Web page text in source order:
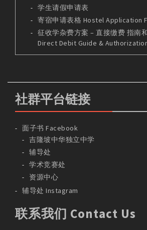
学生请假申请表
寄宿申请表格 Hostel Application
征收学杂费方案 – 直接缴费 指南
Direct Debit Guide &
社群平台链接
面子书 Facebook
吉隆坡中华独立中学
辅导处
学术竞赛处
资源中心
辅导处 Instagram
联系我们 Contact Us